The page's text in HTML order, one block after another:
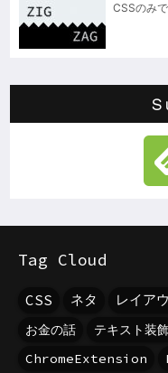
CSSのみ
Tag Cloud
CSS ネタ レイア
お金の話
テキスト装
ChromeExtension